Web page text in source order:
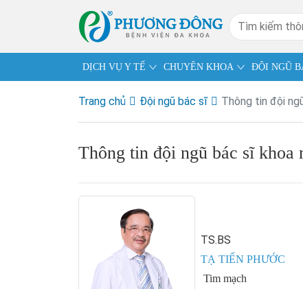
DỊCH VỤ Y TẾ CHUYÊN KHOA ĐỘI NGŨ
Trang chủ Đội ngũ bác sĩ Thông tin đội
Thông tin đội ngũ bác sĩ khoa
TS.BS
TẠ TIẾN PHƯỚC
Tim mạch